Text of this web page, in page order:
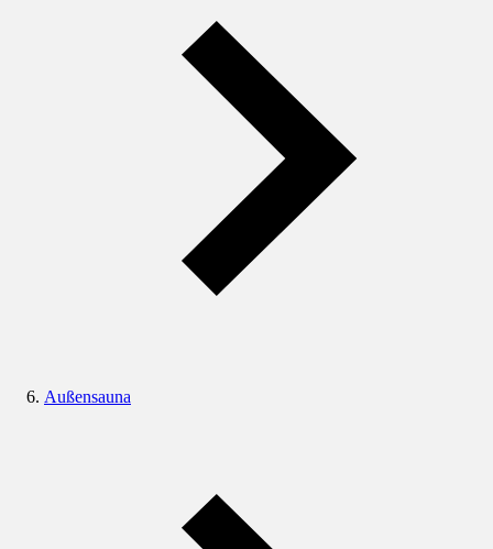
Außensauna